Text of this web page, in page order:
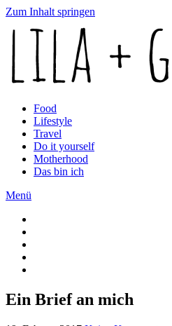
Zum Inhalt springen
Food
Lifestyle
Travel
Do it yourself
Motherhood
Das bin ich
Menü
Ein Brief an mich